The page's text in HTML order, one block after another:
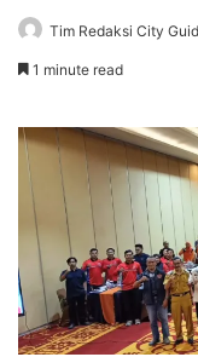
Tim Redaksi City
1 minute read